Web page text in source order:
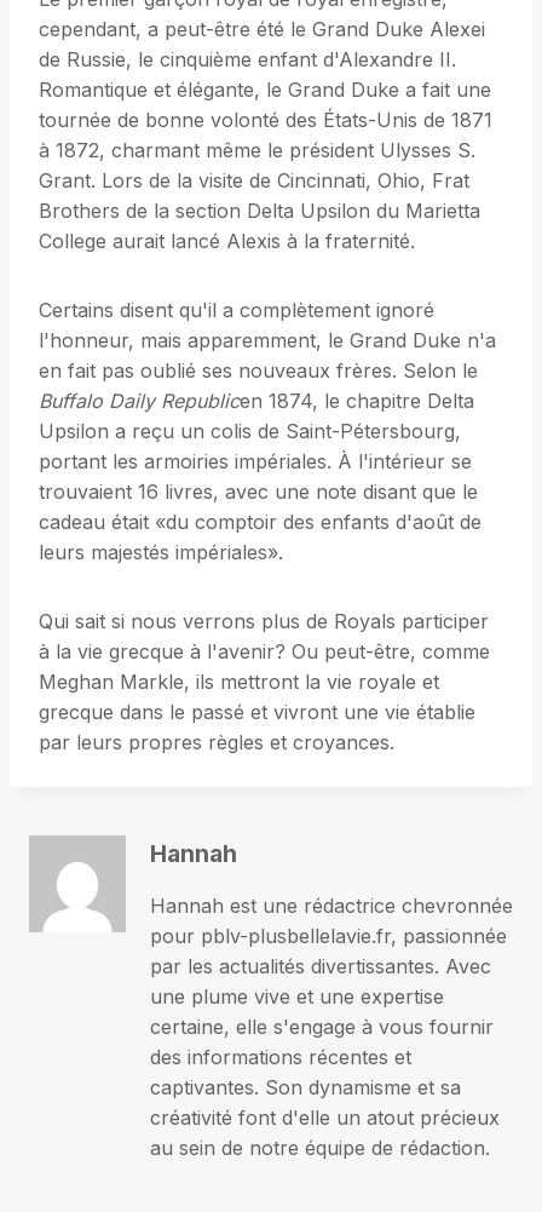
cependant, a peut-être été le Grand Duke Alexei
de Russie, le cinquième enfant d'Alexandre II.
Romantique et élégante, le Grand Duke a fait une
tournée de bonne volonté des États-Unis de 1871
à 1872, charmant même le président Ulysses S.
Grant. Lors de la visite de Cincinnati, Ohio, Frat
Brothers de la section Delta Upsilon du Marietta
College aurait lancé Alexis à la fraternité.
Certains disent qu'il a complètement ignoré
l'honneur, mais apparemment, le Grand Duke n'a
en fait pas oublié ses nouveaux frères. Selon le
Buffalo Daily Republicen 1874, le chapitre Delta
Upsilon a reçu un colis de Saint-Pétersbourg,
portant les armoiries impériales. À l'intérieur se
trouvaient 16 livres, avec une note disant que le
cadeau était «du comptoir des enfants d'août de
leurs majestés impériales».
Qui sait si nous verrons plus de Royals participer
à la vie grecque à l'avenir? Ou peut-être, comme
Meghan Markle, ils mettront la vie royale et
grecque dans le passé et vivront une vie établie
par leurs propres règles et croyances.
Hannah
Hannah est une rédactrice chevronnée
pour pblv-plusbellelavie.fr, passionnée
par les actualités divertissantes. Avec
une plume vive et une expertise
certaine, elle s'engage à vous fournir
des informations récentes et
captivantes. Son dynamisme et sa
créativité font d'elle un atout précieux
au sein de notre équipe de rédaction.